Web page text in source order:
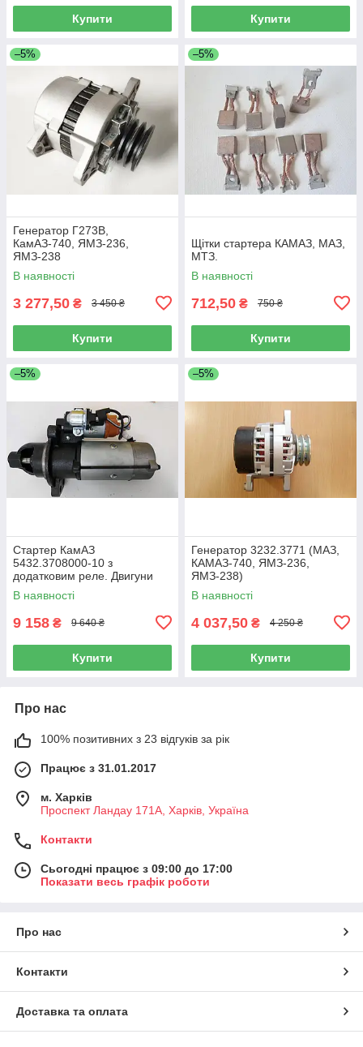
Купити Купити
–5%
Генератор Г273В,
КамАЗ-740, ЯМЗ-236,
ЯМЗ-238
В наявності
3 277,50 ₴ 3 450 ₴
Купити
–5%
Щітки стартера КАМАЗ, МАЗ,
МТЗ.
В наявності
712,50 ₴ 750 ₴
Купити
–5%
Стартер КамАЗ
5432.3708000-10 з
додатковим реле. Двигуни
КамАЗ 740-11, 740.13. Z=10
редукторний, Потужність 9кВт
В наявності
9 158 ₴ 9 640 ₴
Купити
–5%
Генератор 3232.3771 (МАЗ,
КАМАЗ-740, ЯМЗ-236,
ЯМЗ-238)
В наявності
4 037,50 ₴ 4 250 ₴
Купити
Про нас
100% позитивних з 23 відгуків за рік
Працює з 31.01.2017
м. Харків
Проспект Ландау 171А, Харків, Україна
Контакти
Сьогодні працює з 09:00 до 17:00
Показати весь графік роботи
Про нас
Контакти
Доставка та оплата